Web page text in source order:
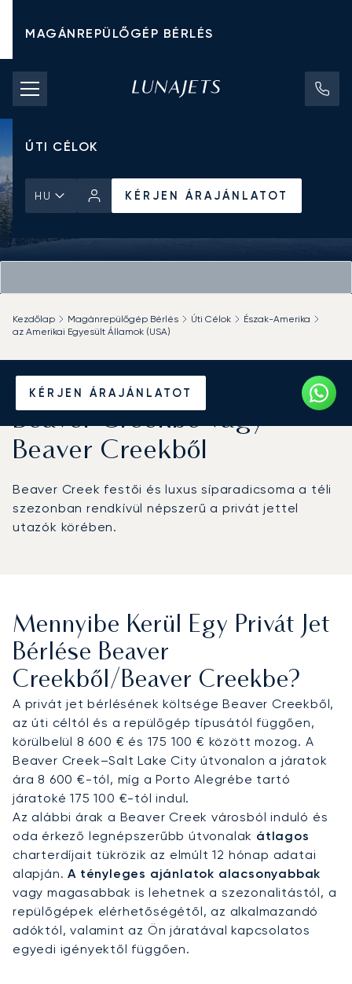
MAGÁNREPÜLŐGÉP BÉRLÉS
CHARTER ÁRAK
MAGÁNREPÜLŐGÉPEK
ÚTI CÉLOK
HU KÉRJEN ÁRAJÁNLATOT
KÉRJEN ÁRAJÁNLATOT
Kezdőlap Magánrepülőgép Bérlés Úti Célok
Észak-Amerika
az Amerikai Egyesült Államok (USA)
Béreljen magánrepülőt
Beaver Creekbe vagy
Beaver Creekből
Beaver Creek festői és luxus síparadicsoma a téli
szezonban rendkívül népszerű a privát jettel
utazók körében.
Mennyibe Kerül Egy Privát Jet
Bérlése Beaver
Creekből/Beaver Creekbe?
A privát jet bérlésének költsége Beaver Creekből,
az úti céltól és a repülőgép típusától függően,
körülbelül 8 600 € és 175 100 € között mozog. A
Beaver Creek–Salt Lake City útvonalon a járatok
ára 8 600 €-tól, míg a Porto Alegrébe tartó
járatoké 175 100 €-tól indul.
Az alábbi árak a Beaver Creek városból induló és
oda érkező legnépszerűbb útvonalak átlagos
charterdíjait tükrözik az elmúlt 12 hónap adatai
alapján.A tényleges ajánlatok alacsonyabbak
vagy magasabbak is lehetnek a szezonalitástól, a
repülőgépek elérhetőségétől, az alkalmazandó
adóktól, valamint az Ön járatával kapcsolatos
egyedi igényektől függően.